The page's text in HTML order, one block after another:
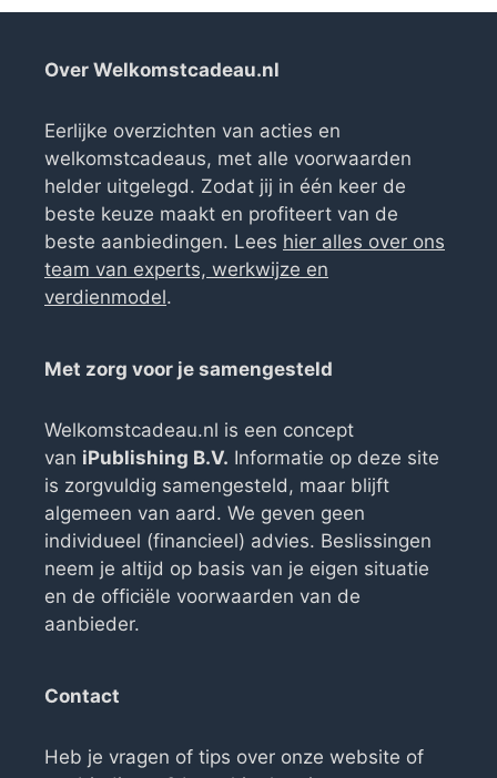
Over Welkomstcadeau.nl
Eerlijke overzichten van acties en
welkomstcadeaus, met alle voorwaarden
helder uitgelegd. Zodat jij in één keer de
beste keuze maakt en profiteert van de
beste aanbiedingen. Lees hier alles over ons
team van experts, werkwijze en
verdienmodel.
Met zorg voor je samengesteld
Welkomstcadeau.nl is een concept
van iPublishing B.V. Informatie op deze site
is zorgvuldig samengesteld, maar blijft
algemeen van aard. We geven geen
individueel (financieel) advies. Beslissingen
neem je altijd op basis van je eigen situatie
en de officiële voorwaarden van de
aanbieder.
Contact
Heb je vragen of tips over onze website of